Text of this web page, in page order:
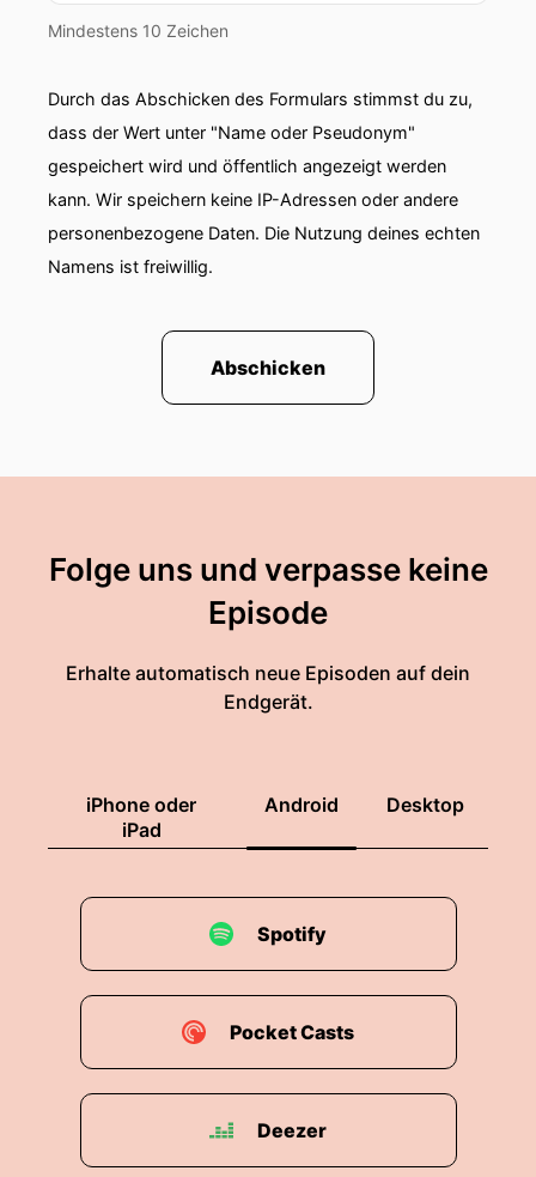
Mindestens 10 Zeichen
Durch das Abschicken des Formulars stimmst du zu,
dass der Wert unter "Name oder Pseudonym"
gespeichert wird und öffentlich angezeigt werden
kann. Wir speichern keine IP-Adressen oder andere
personenbezogene Daten. Die Nutzung deines echten
Namens ist freiwillig.
Abschicken
Folge uns und verpasse keine
Episode
Erhalte automatisch neue Episoden auf dein
Endgerät.
iPhone oder
iPad
Android Desktop
Spotify
Pocket Casts
Deezer